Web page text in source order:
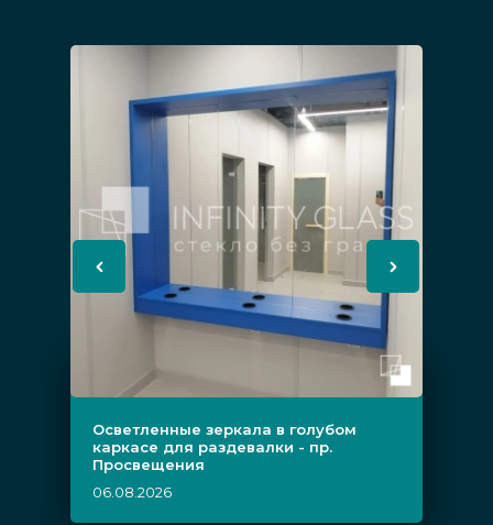
Осветленные зеркала в голубом
каркасе для раздевалки - пр.
Просвещения
06.08.2026